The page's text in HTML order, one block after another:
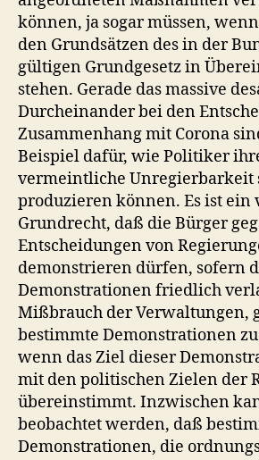
können, ja sogar müssen,
den Grundsätzen des in der
gültigen Grundgesetz in
stehen. Gerade das massive
Durcheinander bei den
Zusammenhang mit Corona
Beispiel dafür, wie Politiker
vermeintliche Unregierbarkeit
produzieren können. Es ist ein
Grundrecht, daß die Bürger
Entscheidungen von
demonstrieren dürfen, sofern
Demonstrationen friedlich
Mißbrauch der Verwaltungen,
bestimmte Demonstrationen
wenn das Ziel dieser
mit den politischen Zielen der
übereinstimmt. Inzwischen
beobachtet werden, daß
Demonstrationen, die